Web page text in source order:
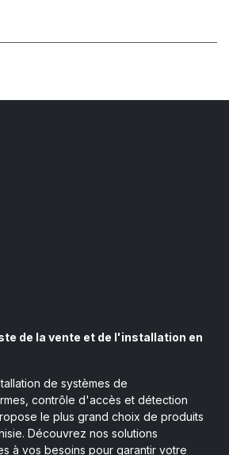
de la vente et de l'installation en
de systèmes de
contrôle d'accès et détection
le plus grand choix de produits
Découvrez nos solutions
à vos besoins pour garantir votre